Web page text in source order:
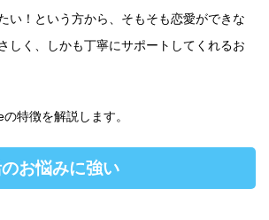
い！という方から、そもそも恋愛ができな
しく、しかも丁寧にサポートしてくれるお
特徴を解説します。
お悩みに強い